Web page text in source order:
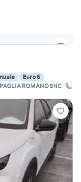
Euro 6
ROMANO SNC